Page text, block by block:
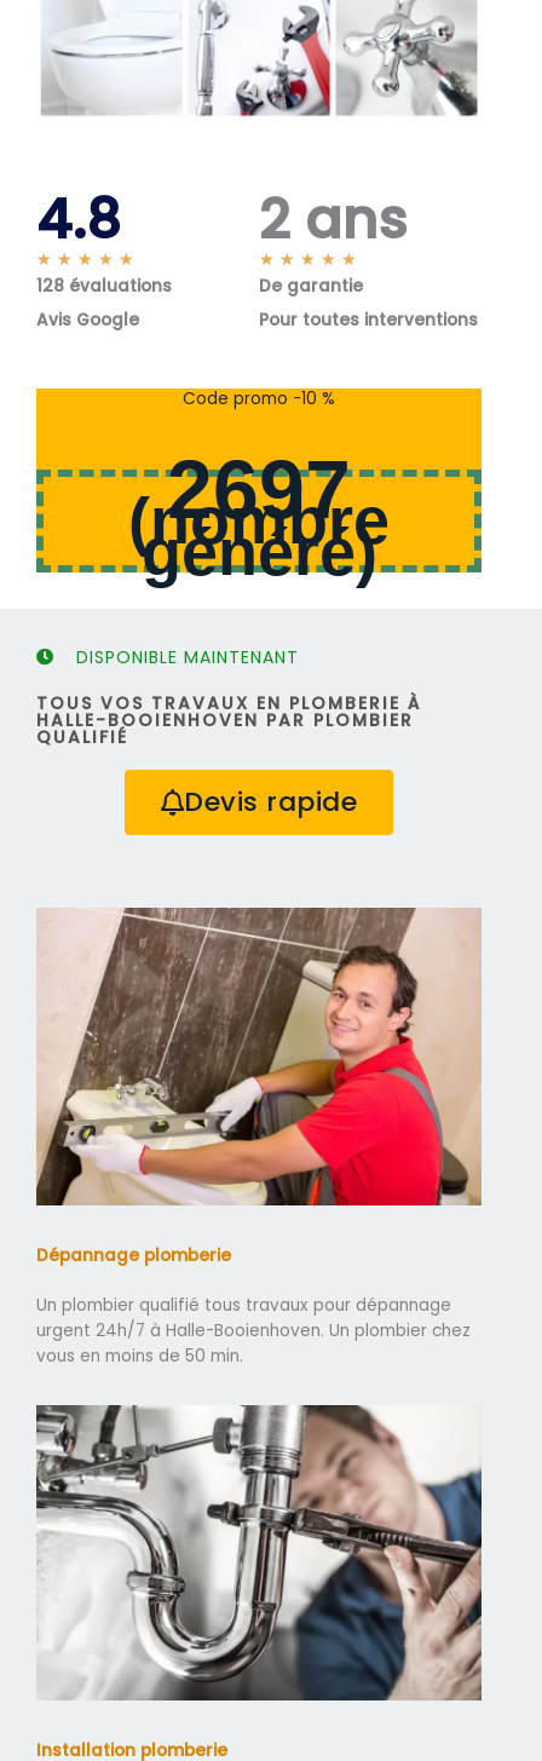
4.8
★ ★ ★ ★ ★
o
s
128 évaluations
Avis Google
2 ans
★ ★ ★ ★ ★
o
s
De garantie
Pour toutes interventions
Code promo -10 %
2697
(nombre
généré)
DISPONIBLE MAINTENANT
TOUS VOS TRAVAUX EN PLOMBERIE À
HALLE-BOOIENHOVEN PAR PLOMBIER
QUALIFIÉ
Devis rapide
Dépannage plomberie
Un plombier qualifié tous travaux pour dépannage
urgent 24h/7 à Halle-Booienhoven. Un plombier chez
vous en moins de 50 min.
Installation plomberie